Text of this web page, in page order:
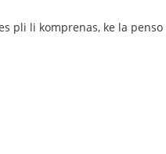
pli li komprenas, ke la